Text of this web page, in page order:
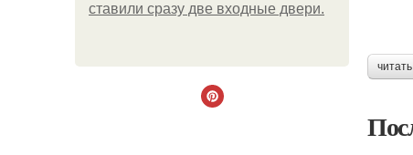
ставили сразу две входные двери.